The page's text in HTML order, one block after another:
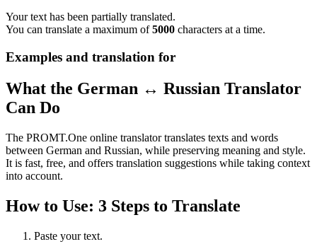
Your text has been partially translated.
You can translate a maximum of5000 characters at a time.
Examples and translation for
What the German ↔ Russian Translator
Can Do
The PROMT.One online translator translates texts and words
between German and Russian, while preserving meaning and style.
It is fast, free, and offers translation suggestions while taking context
into account.
How to Use: 3 Steps to Translate
Paste your text.